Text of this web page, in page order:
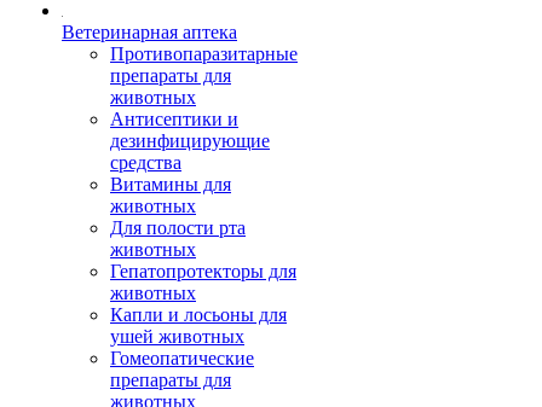
Ветеринарная аптека
Противопаразитарные
препараты для
животных
Антисептики и
дезинфицирующие
средства
Витамины для
животных
Для полости рта
животных
Гепатопротекторы для
животных
Капли и лосьоны для
ушей животных
Гомеопатические
препараты для
животных